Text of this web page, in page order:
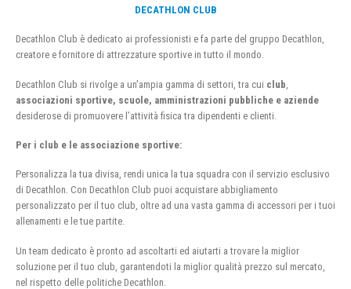
DECATHLON CLUB
Decathlon Club è dedicato ai professionisti e fa parte del gruppo Decathlon,
creatore e fornitore di attrezzature sportive in tutto il mondo.
Decathlon Club si rivolge a un’ampia gamma di settori, tra cui club
associazioni sportive, scuole, amministrazioni pubbliche e aziende
desiderose di promuovere l’attività fisica tra dipendenti e clienti.
Per i club e le associazione sportive:
Personalizza la tua divisa, rendi unica la tua squadra con il servizio esclusivo
di Decathlon. Con Decathlon Club puoi acquistare abbigliamento
personalizzato per il tuo club, oltre ad una vasta gamma di accessori per i tuoi
allenamenti e le tue partite.
Un team dedicato è pronto ad ascoltarti ed aiutarti a trovare la miglior
soluzione per il tuo club, garantendoti la miglior qualità prezzo sul mercato,
nel rispetto delle politiche Decathlon.